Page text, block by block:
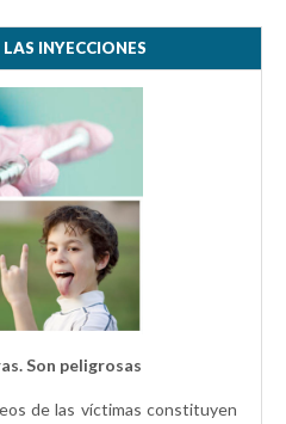
INYECCIONES
Son peligrosas
de las víctimas constituyen